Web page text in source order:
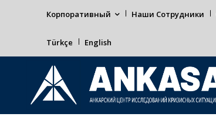
Корпоративный Наши Сотрудники
Türkçe English